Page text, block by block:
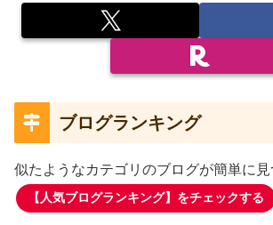
ブログランキング
似たようなカテゴリのブログが簡単に見
【人気ブログランキング】をチェックする